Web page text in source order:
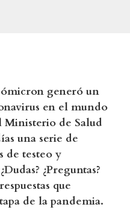
generó un
en el mundo
Ministerio de Salud
una serie de
de testeo y
¿Preguntas?
que
de la pandemia.